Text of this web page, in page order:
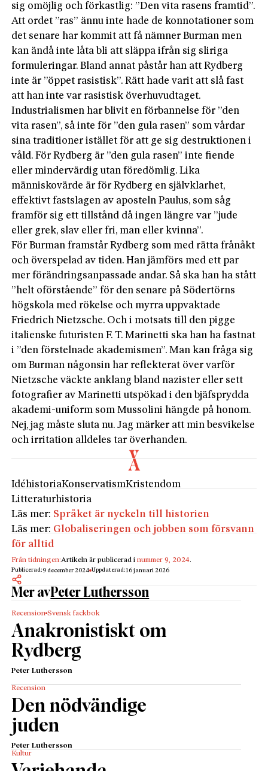
sig omöjlig och förkastlig: ”Den vita rasens framtid”.
Att ordet ”ras” ännu inte hade de konnotationer som
det senare har kommit att få nämner Burman men
kan ändå inte låta bli att släppa ifrån sig sliriga
formuleringar. Bland annat påstår han att Rydberg
inte är ”öppet rasistisk”. Rätt hade varit att slå fast
att han inte var rasistisk överhuvudtaget.
Industrialismen har blivit en förbannelse för ”den
vita rasen”, så inte för ”den gula rasen” som vårdar
sina traditioner istället för att ge sig destruktionen i
våld. För Rydberg är ”den gula rasen” inte fiende
eller mindervärdig utan föredömlig. Lika
människovärde är för Rydberg en självklarhet,
effektivt fastslagen av aposteln Paulus, som såg
framför sig ett tillstånd då ingen längre var ”jude
eller grek, slav eller fri, man eller kvinna”.
För Burman framstår Rydberg som med rätta frånåkt
och överspelad av tiden. Han jämförs med ett par
mer förändringsanpassade andar. Så ska han ha stått
”helt oförstående” för den senare på Södertörns
högskola med rökelse och myrra uppvaktade
Friedrich Nietzsche. Och i motsats till den pigge
italiens­ke futuristen F. T. Marinetti ska han ha fastnat
i ”den förstelnade akademismen”. Man kan fråga sig
om Burman någonsin har reflekterat över varför
Nietzsche väckte anklang bland nazister eller sett
fotografier av Marinetti utspökad i den bjäfsprydda
akademi-uniform som Mussolini hängde på honom.
Nej, jag måste sluta nu. Jag märker att min besvikelse
och irritation alldeles tar överhanden.
IdéhistoriaKonservatismKristendom
Litteraturhistoria
Läs mer: Språket är nyckeln till historien
Läs mer: Globaliseringen och jobben som försvann
för alltid
Från tidningen:Artikeln är publicerad inummer 9, 2024.
Publicerad:9 december 2024 Uppdaterad:16 januari 2026
Mer avPeter Luthersson
Recension Svensk fackbok
Anakronistiskt om
Rydberg
Peter Luthersson
Recension
Den nödvändige
juden
Peter Luthersson
Kultur